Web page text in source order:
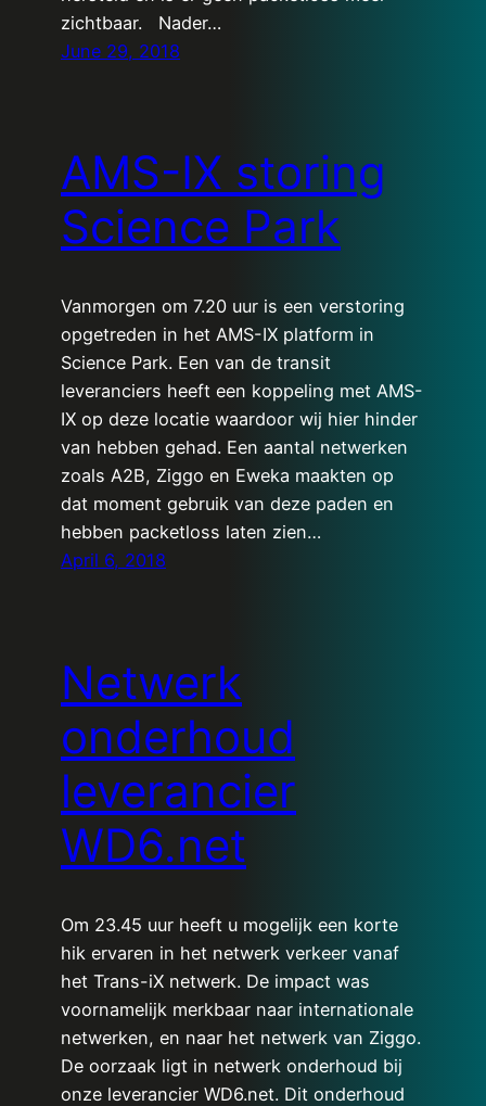
zichtbaar. Nader…
June 29, 2018
AMS-IX storing
Science Park
Vanmorgen om 7.20 uur is een verstoring
opgetreden in het AMS-IX platform in
Science Park. Een van de transit
leveranciers heeft een koppeling met AMS-
IX op deze locatie waardoor wij hier hinder
van hebben gehad. Een aantal netwerken
zoals A2B, Ziggo en Eweka maakten op
dat moment gebruik van deze paden en
hebben packetloss laten zien…
April 6, 2018
Netwerk
onderhoud
leverancier
WD6.net
Om 23.45 uur heeft u mogelijk een korte
hik ervaren in het netwerk verkeer vanaf
het Trans-iX netwerk. De impact was
voornamelijk merkbaar naar internationale
netwerken, en naar het netwerk van Ziggo.
De oorzaak ligt in netwerk onderhoud bij
onze leverancier WD6.net. Dit onderhoud